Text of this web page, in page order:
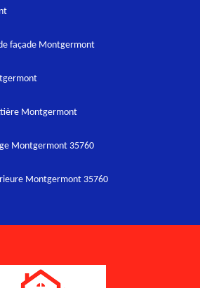
façade Montgermont
Montgermont
Montgermont 35760
Montgermont 35760